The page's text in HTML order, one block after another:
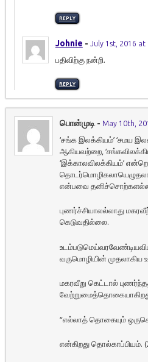
REPLY
Johnie - July 1st, 2016 at
பதிவிற்கு நன்றி.
REPLY
பொன்முடி - May 10th,
‘சங்க இலக்கியம்’ ‘சமய
ஆகியவற்றை,
‘இக்காலவிலக்கியம்’
என்பவை
புணர்ச்சியாலல்லாது
கெடுவதில்லை.
வருமொழியின் முதலாகிய
மகரவீறு கெட்டால்
“எல்லாத் தொகையும்
என்கிறது தொல்காப்பியம்.